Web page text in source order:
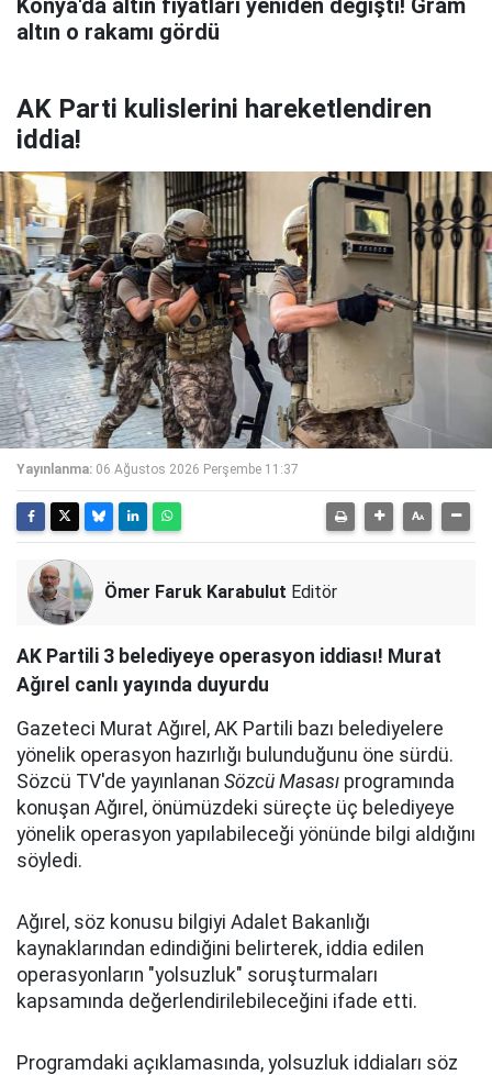
Konya'da altın fiyatları yeniden değişti! Gram
altın o rakamı gördü
AK Parti kulislerini hareketlendiren
iddia!
Yayınlanma: 06 Ağustos 2026 Perşembe 11:37
Ömer Faruk Karabulut Editör
AK Partili 3 belediyeye operasyon iddiası! Murat
Ağırel canlı yayında duyurdu
Gazeteci Murat Ağırel, AK Partili bazı belediyelere
yönelik operasyon hazırlığı bulunduğunu öne sürdü.
Sözcü TV'de yayınlanan Sözcü Masası programında
konuşan Ağırel, önümüzdeki süreçte üç belediyeye
yönelik operasyon yapılabileceği yönünde bilgi aldığını
söyledi.
Ağırel, söz konusu bilgiyi Adalet Bakanlığı
kaynaklarından edindiğini belirterek, iddia edilen
operasyonların "yolsuzluk" soruşturmaları
kapsamında değerlendirilebileceğini ifade etti.
Programdaki açıklamasında, yolsuzluk iddiaları söz